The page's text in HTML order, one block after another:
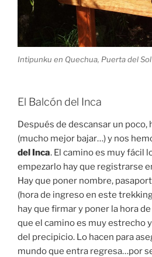
Intipunku en Quechua, Puerta del
El Balcón del Inca
Después de descansar un poco,
(mucho mejor bajar…) y nos
del Inca. El camino es muy fácil
empezarlo hay que registrarse
Hay que poner nombre,
(hora de ingreso en este
hay que firmar y poner la hora
que el camino es muy estrecho
del precipicio. Lo hacen para
mundo que entra regresa…por